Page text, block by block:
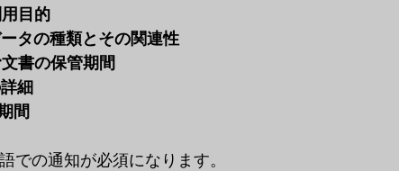
目的
タの種類とその関連性
書の保管期間
細
間
での通知が必須になります。